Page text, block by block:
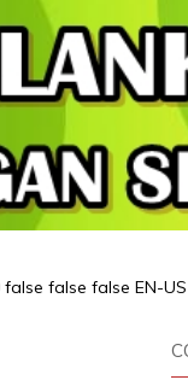
false false EN-